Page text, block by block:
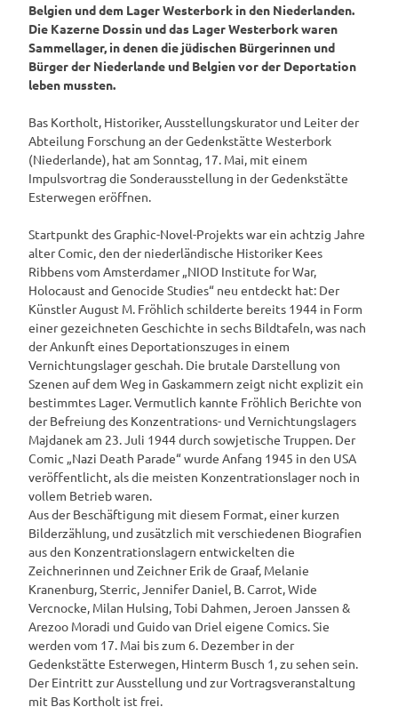
Belgien und dem Lager Westerbork in den Niederlanden.
Die Kazerne Dossin und das Lager Westerbork waren
Sammellager, in denen die jüdischen Bürgerinnen und
Bürger der Niederlande und Belgien vor der Deportation
leben mussten.
Bas Kortholt, Historiker, Ausstellungskurator und Leiter der
Abteilung Forschung an der Gedenkstätte Westerbork
(Niederlande), hat am Sonntag, 17. Mai, mit einem
Impulsvortrag die Sonderausstellung in der Gedenkstätte
Esterwegen eröffnen.
Startpunkt des Graphic-Novel-Projekts war ein achtzig Jahre
alter Comic, den der niederländische Historiker Kees
Ribbens vom Amsterdamer „NIOD Institute for War,
Holocaust and Genocide Studies“ neu entdeckt hat: Der
Künstler August M. Fröhlich schilderte bereits 1944 in Form
einer gezeichneten Geschichte in sechs Bildtafeln, was nach
der Ankunft eines Deportationszuges in einem
Vernichtungslager geschah. Die brutale Darstellung von
Szenen auf dem Weg in Gaskammern zeigt nicht explizit ein
bestimmtes Lager. Vermutlich kannte Fröhlich Berichte von
der Befreiung des Konzentrations- und Vernichtungslagers
Majdanek am 23. Juli 1944 durch sowjetische Truppen. Der
Comic „Nazi Death Parade“ wurde Anfang 1945 in den USA
veröffentlicht, als die meisten Konzentrationslager noch in
vollem Betrieb waren.
Aus der Beschäftigung mit diesem Format, einer kurzen
Bilderzählung, und zusätzlich mit verschiedenen Biografien
aus den Konzentrationslagern entwickelten die
Zeichnerinnen und Zeichner Erik de Graaf, Melanie
Kranenburg, Sterric, Jennifer Daniel, B. Carrot, Wide
Vercnocke, Milan Hulsing, Tobi Dahmen, Jeroen Janssen &
Arezoo Moradi und Guido van Driel eigene Comics. Sie
werden vom 17. Mai bis zum 6. Dezember in der
Gedenkstätte Esterwegen, Hinterm Busch 1, zu sehen sein.
Der Eintritt zur Ausstellung und zur Vortragsveranstaltung
mit Bas Kortholt ist frei.